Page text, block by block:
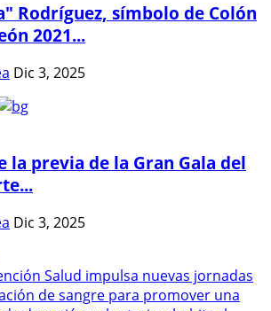
Rodríguez, símbolo de Colón
2021...
Dic 3, 2025
la previa de la Gran Gala del
Dic 3, 2025